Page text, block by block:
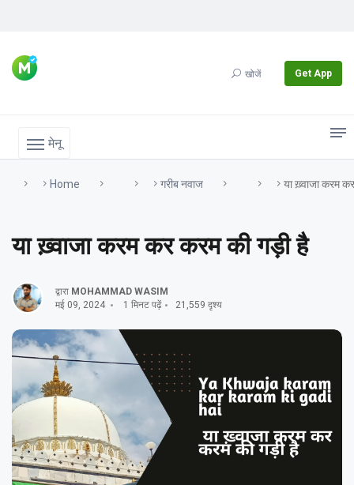
खोजें Get App
मेनू
Home गरीब नवाज या ख़्वाजा करम
या ख़्वाजा करम कर करम की गड़ी है
द्वारा MOHAMMAD WASIM
मई 09, 2024
1 मिनट पढ़ें 21,559 दृश्य